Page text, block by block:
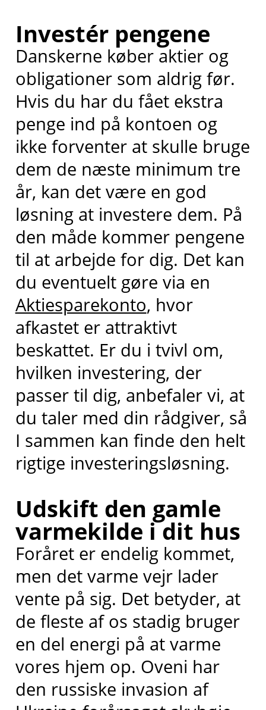
Investér pengene
Danskerne køber aktier og
obligationer som aldrig før.
Hvis du har du fået ekstra
penge ind på kontoen og
ikke forventer at skulle bruge
dem de næste minimum tre
år, kan det være en god
løsning at investere dem. På
den måde kommer pengene
til at arbejde for dig. Det kan
du eventuelt gøre via en
Aktiesparekonto, hvor
afkastet er attraktivt
beskattet. Er du i tvivl om,
hvilken investering, der
passer til dig, anbefaler vi, at
du taler med din rådgiver, så
I sammen kan finde den helt
rigtige investeringsløsning.
Udskift den gamle
varmekilde i dit hus
Foråret er endelig kommet,
men det varme vejr lader
vente på sig. Det betyder, at
de fleste af os stadig bruger
en del energi på at varme
vores hjem op. Oveni har
den russiske invasion af